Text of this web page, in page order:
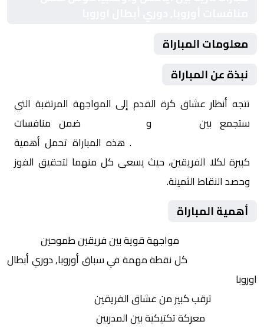
معلومات المباراة
نبذة عن المباراة
تتجه أنظار عشاق كرة القدم إلى المواجهة المرتقبة التي
ستجمع بين
وأولمبياكوس
ضمن منافسات
. هذه المباراة تحمل أهمية
كبيرة لكلا الفريقين، حيث يسعى كل منهما لتحقيق الفوز
وحصد النقاط الثمينة.
أهمية المباراة
مواجهة قوية بين فريقين طموحين
كل نقطة مهمة في سباق أوروبا, دوري أبطال
اوروبا
ترقب كبير من عشاق الفريقين
معركة تكتيكية بين المدربين